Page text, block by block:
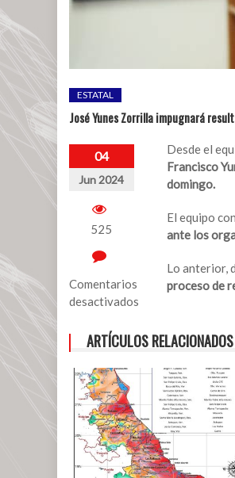
ESTATAL
José Yunes Zorrilla impugnará
04
Jun 2024
525
Comentarios
desactivados
José
Zorrilla
impugnará
resultados;
equipo
legal
acusa
Desde el
Francisco
domingo.
El equipo
ante los
Lo anterior,
proceso de
ARTÍCULOS RELACIONADOS